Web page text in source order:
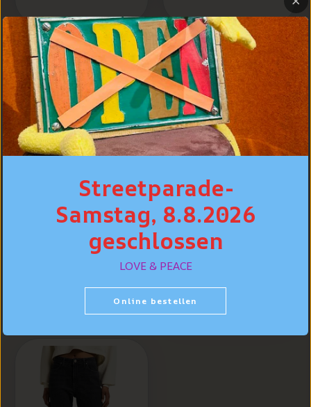
Lee Carol Straight,
Dunkelblau uni
CHF 129.90
Lee Carol Straight,
Hellgrau "Washed
CHF 139.90
Streetparade-
Samstag, 8.8.2026
geschlossen
LOVE & PEACE
Online bestellen